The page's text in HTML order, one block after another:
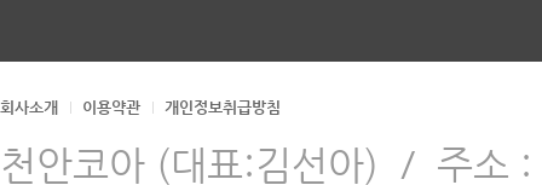
회사소개 이용약관 개인정보취급방침
천안코아 (대표:김선아) / 주소